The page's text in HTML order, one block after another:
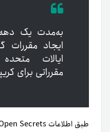
به‌مدت یک
ایجاد مقررات
ایالات
مقرراتی برای